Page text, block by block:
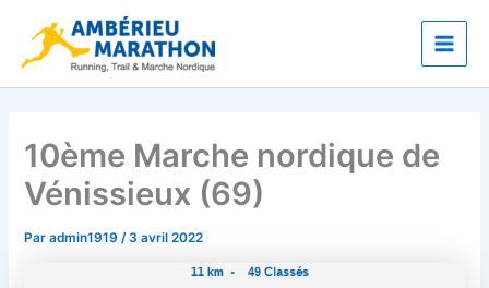
contenu
Main
10ème Marche nordique de
Vénissieux (69)
Paradmin1919/3 avril 2022